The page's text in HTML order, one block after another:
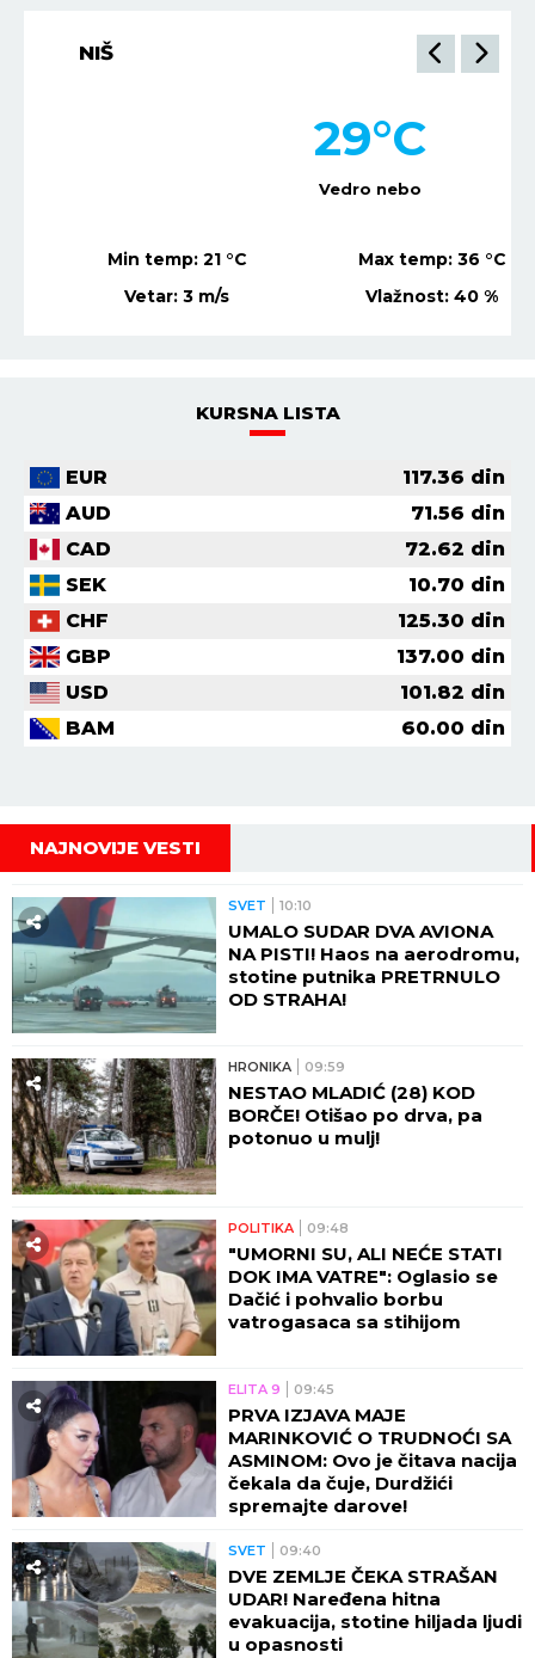
Vedro nebo
29°C
Min temp:21 °C Max temp:36 °C
Vetar:3 m/s Vlažnost:40 %
KURSNA LISTA
EUR 117.36 din
AUD
71.56 din
CAD
72.62 din
SEK
10.70 din
CHF
125.30 din
GBP
137.00 din
USD
101.82 din
BAM
60.00 din
NAJNOVIJE VESTI
SVET 10:10
UMALO SUDAR DVA AVIONA
NA PISTI! Haos na aerodromu,
stotine putnika PRETRNULO
OD STRAHA!
HRONIKA 09:59
NESTAO MLADIĆ (28) KOD
BORČE! Otišao po drva, pa
potonuo u mulj!
POLITIKA 09:48
"UMORNI SU, ALI NEĆE STATI
DOK IMA VATRE": Oglasio se
Dačić i pohvalio borbu
vatrogasaca sa stihijom
ELITA 9 09:45
PRVA IZJAVA MAJE
MARINKOVIĆ O TRUDNOĆI SA
ASMINOM: Ovo je čitava nacija
čekala da čuje, Durdžići
spremajte darove!
SVET 09:40
DVE ZEMLJE ČEKA STRAŠAN
UDAR! Naređena hitna
evakuacija, stotine hiljada ljudi
u opasnosti